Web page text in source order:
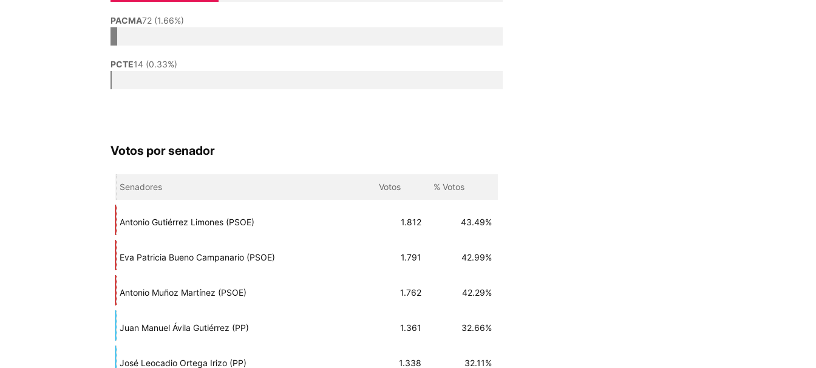
PACMA72 (1.66%)
PCTE14 (0.33%)
Votos por senador
Senadores Votos % Votos
Antonio Gutiérrez Limones (PSOE) 1.812 43.49%
Eva Patricia Bueno Campanario (PSOE) 1.791 42.99%
Antonio Muñoz Martínez (PSOE) 1.762 42.29%
Juan Manuel Ávila Gutiérrez (PP) 1.361 32.66%
José Leocadio Ortega Irizo (PP) 1.338 32.11%